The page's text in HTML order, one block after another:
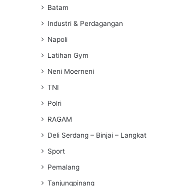
Batam
Industri & Perdagangan
Napoli
Latihan Gym
Neni Moerneni
TNI
Polri
RAGAM
Deli Serdang – Binjai – Langkat
Sport
Pemalang
Tanjungpinang